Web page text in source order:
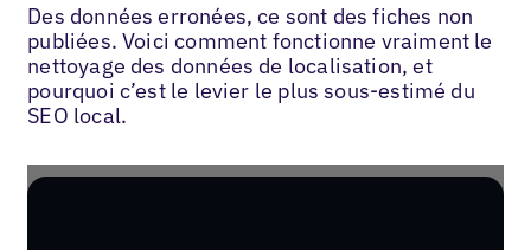
Des données erronées, ce sont des fiches non
publiées. Voici comment fonctionne vraiment le
nettoyage des données de localisation, et
pourquoi c’est le levier le plus sous-estimé du
SEO local.